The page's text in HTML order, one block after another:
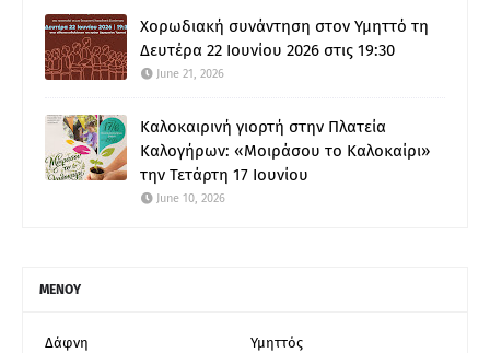
Χορωδιακή συνάντηση στον Υμηττό τη
Δευτέρα 22 Ιουνίου 2026 στις 19:30
June 21, 2026
Καλοκαιρινή γιορτή στην Πλατεία
Καλογήρων: «Μοιράσου το Καλοκαίρι»
την Τετάρτη 17 Ιουνίου
June 10, 2026
ΜΕΝΟΥ
Δάφνη
Υμηττός